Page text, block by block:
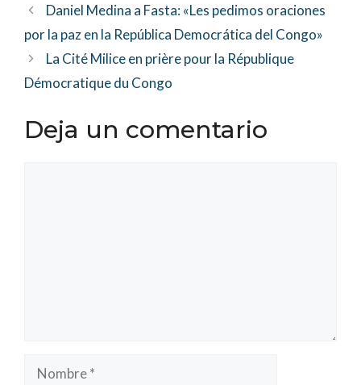
Daniel Medina a Fasta: «Les pedimos oraciones
por la paz en la República Democrática del Congo»
La Cité Milice en prière pour la République
Démocratique du Congo
Deja un comentario